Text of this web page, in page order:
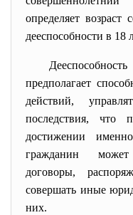
определяет возраст
дееспособности в 18
предполагает
действий,
последствия, что
достижении
гражданин может
договоры,
совершать иные
них.